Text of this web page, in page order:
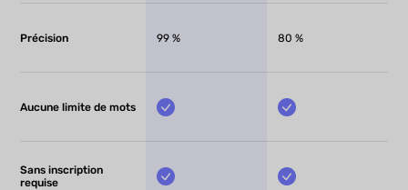
Précision 99 % 80 %
Aucune limite de mots
Sans inscription
requise